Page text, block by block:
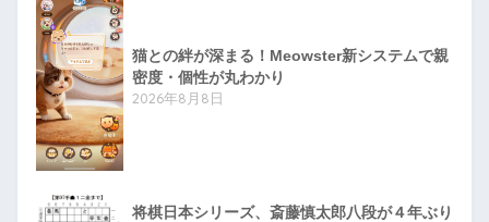
猫との絆が深まる！Meowster新システムで親
密度・個性が丸わかり
2026年8月8日
将棋日本シリーズ、斎藤慎太郎八段が４年ぶり